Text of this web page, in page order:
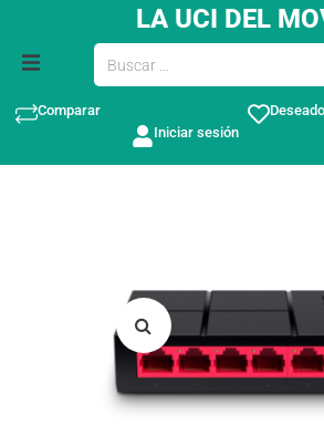
LA UCI DEL
Comparar
Iniciar sesión